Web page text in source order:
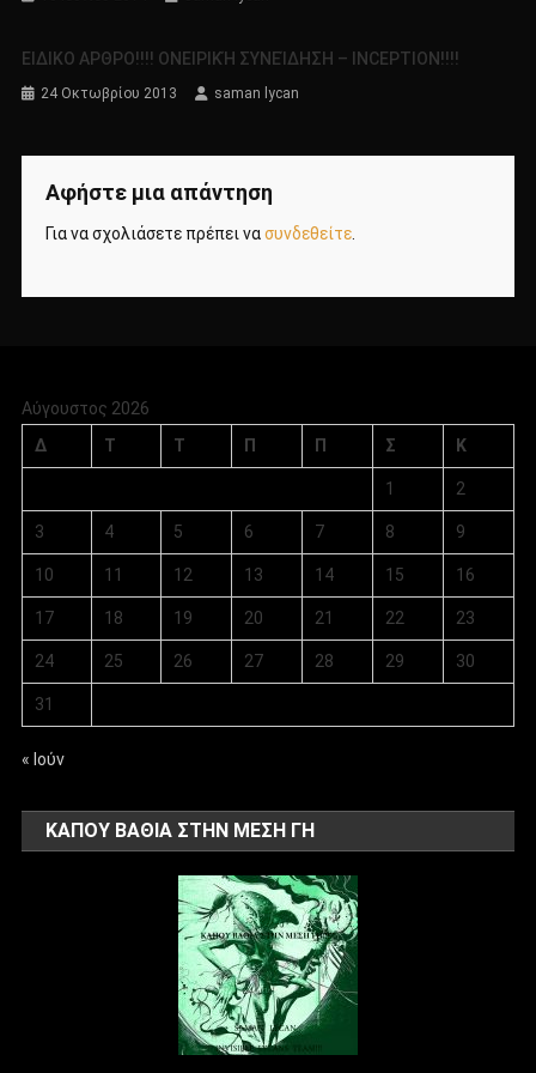
ΕΙΔΙΚΟ ΑΡΘΡΟ!!!! ΟΝΕΙΡΙΚΉ ΣΥΝΕΊΔΗΣΗ – ΙΝCEPTION!!!!
24 Οκτωβρίου 2013 saman lycan
Αφήστε μια απάντηση
Για να σχολιάσετε πρέπει νασυνδεθείτε.
Αύγουστος 2026
Δ
Τ Τ Π Π Σ Κ
1 2
3 4 5 6 7 8 9
10 11 12 13 14 15 16
17 18 19 20 21 22 23
24 25 26 27 28 29 30
31
« Ιούν
ΚΑΠΟΥ ΒΑΘΙΑ ΣΤΗΝ ΜΕΣΗ ΓΗ